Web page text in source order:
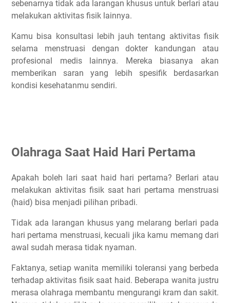
sebenarnya tidak ada larangan khusus untuk berlari atau
melakukan aktivitas fisik lainnya.
Kamu bisa konsultasi lebih jauh tentang aktivitas fisik
selama menstruasi dengan dokter kandungan atau
profesional medis lainnya. Mereka biasanya akan
memberikan saran yang lebih spesifik berdasarkan
kondisi kesehatanmu sendiri.
Olahraga Saat Haid Hari Pertama
Apakah boleh lari saat haid hari pertama? Berlari atau
melakukan aktivitas fisik saat hari pertama menstruasi
(haid) bisa menjadi pilihan pribadi.
Tidak ada larangan khusus yang melarang berlari pada
hari pertama menstruasi, kecuali jika kamu memang dari
awal sudah merasa tidak nyaman.
Faktanya, setiap wanita memiliki toleransi yang berbeda
terhadap aktivitas fisik saat haid. Beberapa wanita justru
merasa olahraga membantu mengurangi kram dan sakit.